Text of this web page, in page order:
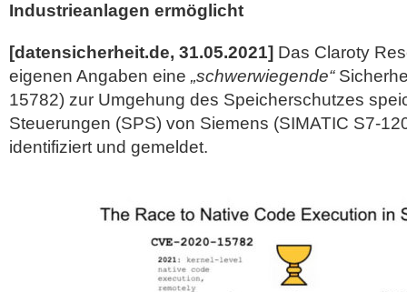
Industrieanlagen ermöglicht
[datensicherheit.de, 31.05.2021] Das Claroty
eigenen Angaben eine „schwerwiegende“
15782) zur Umgehung des Speicherschutzes
Steuerungen (SPS) von Siemens (SIMATIC S7-
identifiziert und gemeldet.